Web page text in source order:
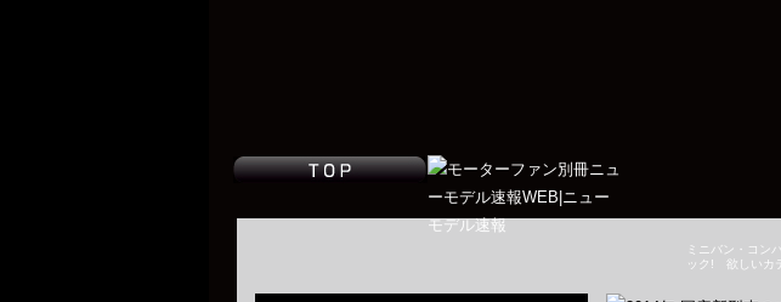
ミニバン・コン
ック! 欲しいカ